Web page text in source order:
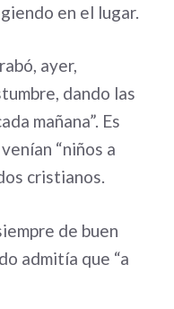
en el lugar.
ayer,
dando las
mañana”. Es
“niños a
cristianos.
de buen
admitía que “a